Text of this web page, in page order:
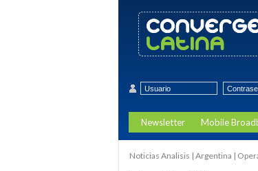
Newsletter Mobile
Noticias Analisis | Argentina |